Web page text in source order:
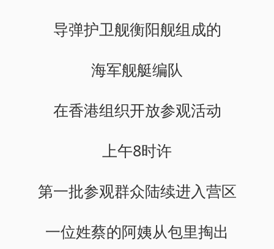
导弹护卫舰衡阳舰组成的
海军舰艇编队
在香港组织开放参观活动
上午8时许
第一批参观群众陆续进入营区
一位姓蔡的阿姨从包里掏出